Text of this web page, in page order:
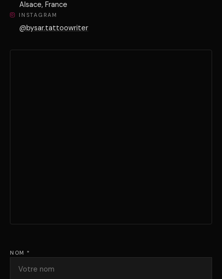
Alsace, France
INSTAGRAM
@bysar.tattoowriter
NOM *